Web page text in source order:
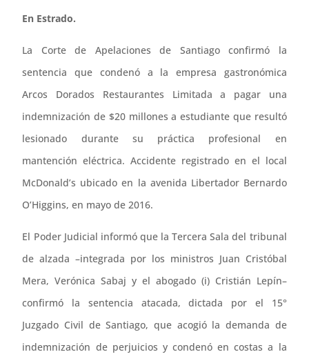
En Estrado.
La Corte de Apelaciones de Santiago confirmó la
sentencia que condenó a la empresa gastronómica
Arcos Dorados Restaurantes Limitada a pagar una
indemnización de $20 millones a estudiante que resultó
lesionado durante su práctica profesional en
mantención eléctrica. Accidente registrado en el local
McDonald’s ubicado en la avenida Libertador Bernardo
O’Higgins, en mayo de 2016.
El Poder Judicial informó que la Tercera Sala del tribunal
de alzada –integrada por los ministros Juan Cristóbal
Mera, Verónica Sabaj y el abogado (i) Cristián Lepín–
confirmó la sentencia atacada, dictada por el 15°
Juzgado Civil de Santiago, que acogió la demanda de
indemnización de perjuicios y condenó en costas a la